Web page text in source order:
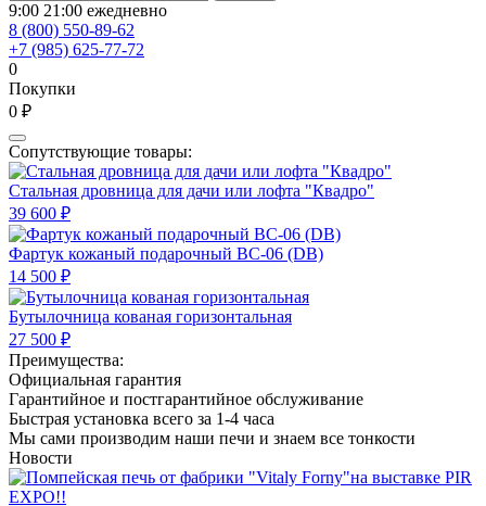
9:00 21:00 ежедневно
8 (800) 550-89-62
+7 (985) 625-77-72
0
Покупки
0 ₽
Сопутствующие товары:
Стальная дровница для дачи или лофта "Квадро"
39 600 ₽
Фартук кожаный подарочный BC-06 (DB)
14 500 ₽
Бутылочница кованая горизонтальная
27 500 ₽
Преимущества:
Официальная гарантия
Гарантийное и постгарантийное обслуживание
Быстрая установка всего за 1-4 часа
Мы сами производим наши печи и знаем все тонкости
Новости